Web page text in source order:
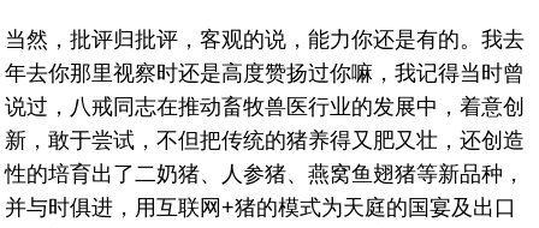
当然，批评归批评，客观的说，能力你还是有的。我去
年去你那里视察时还是高度赞扬过你嘛，我记得当时曾
说过，八戒同志在推动畜牧兽医行业的发展中，着意创
新，敢于尝试，不但把传统的猪养得又肥又壮，还创造
性的培育出了二奶猪、人参猪、燕窝鱼翅猪等新品种，
并与时俱进，用互联网+猪的模式为天庭的国宴及出口